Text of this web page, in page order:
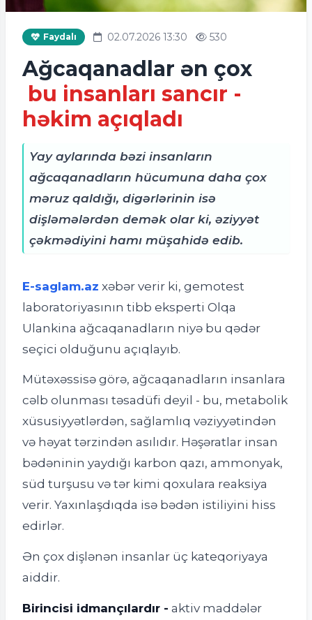
Faydalı 02.07.2026 13:30 530
Ağcaqanadlar ən çox
bu insanları sancır -
həkim açıqladı
Yay aylarında bəzi insanların
ağcaqanadların hücumuna daha çox
məruz qaldığı, digərlərinin isə
dişləmələrdən demək olar ki, əziyyət
çəkmədiyini hamı müşahidə edib.
E-saglam.az xəbər verir ki, gemotest
laboratoriyasının tibb eksperti Olqa
Ulankina ağcaqanadların niyə bu qədər
seçici olduğunu açıqlayıb.
Mütəxəssisə görə, ağcaqanadların insanlara
cəlb olunması təsadüfi deyil - bu, metabolik
xüsusiyyətlərdən, sağlamlıq vəziyyətindən
və həyat tərzindən asılıdır. Həşəratlar insan
bədəninin yaydığı karbon qazı, ammonyak,
süd turşusu və tər kimi qoxulara reaksiya
verir. Yaxınlaşdıqda isə bədən istiliyini hiss
edirlər.
Ən çox dişlənən insanlar üç kateqoriyaya
aiddir.
Birincisi idmançılardır - aktiv maddələr